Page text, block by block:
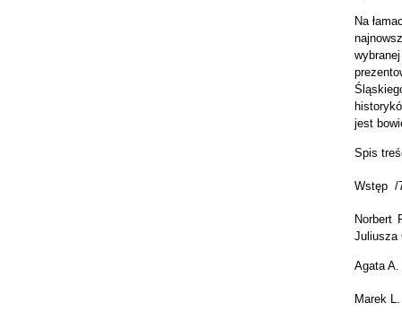
Na
jest
Spis
Wstęp /
Norbert
Juliusza
Agata
Marek